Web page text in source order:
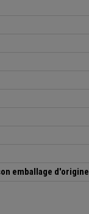
emballage d'origine